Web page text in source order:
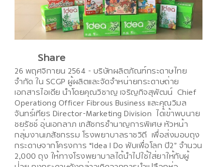
Share
26 พฤศจิกายน 2564 - บริษัทผลิตภัณฑ์กระดาษไทย
จำกัด ใน SCGP ผู้ผลิตและจัดจำหน่ายกระดาษถ่าย
เอกสารไอเดีย นำโดยคุณวิชาญ เจริญกิจสุพัฒน์ Chief
Operationg Officer Fibrous Business และคุณวิมล
จันทร์เทียร Director-Marketing Division ได้เข้าพบนาย
ชยรัชช์ อุ่นเอกลาภ เภสัชกรชำนาญการพิเศษ หัวหน้า
กลุ่มงานเภสัชกรรม โรงพยาบาลราชวิถี เพื่อส่งมอบถุง
กระดาษจากโครงการ “Idea I Do พับเพื่อโลก ปี2” จำนวน
2,000 ถุง ให้ทางโรงพยาบาลได้นำไปใช้ใส่ยาให้กับผู้